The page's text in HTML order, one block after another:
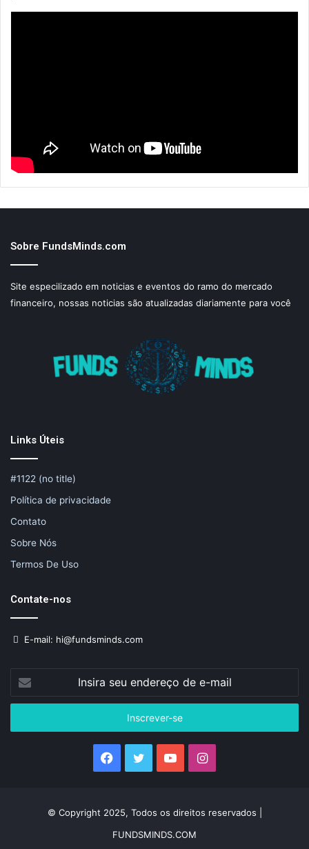
Sobre FundsMinds.com
Site especilizado em noticias e eventos do ramo do mercado
financeiro, nossas noticias são atualizadas diariamente para você
Links Úteis
#1122 (no title)
Política de privacidade
Contato
Sobre Nós
Termos De Uso
Contate-nos
E-mail: hi@fundsminds.com
Insira
seu
endereço
e-
Facebook
Twitter YouTubeInstagram
© Copyright 2025, Todos os direitos reservados |
FUNDSMINDS.COM